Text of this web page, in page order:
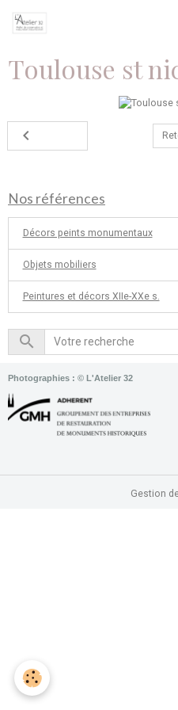
Toulouse st
Nos références
Décors peints monumentaux
Objets mobiliers
Peintures et décors XIIe-XXe s.
Photographies : © L'Atelier 32
Gestion